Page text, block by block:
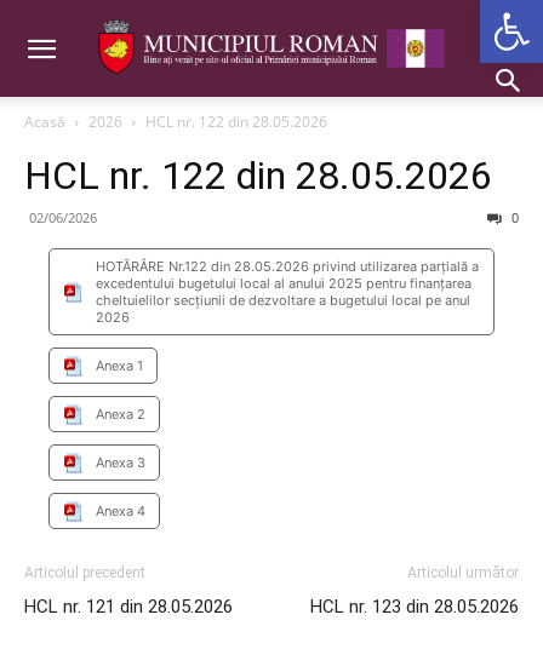
Acasă 2026 HCL nr. 122 din 28.05.2026
HCL nr. 122 din 28.05.2026
02/06/2026 0
HOTĂRÂRE Nr.122 din 28.05.2026 privind utilizarea parțială a
excedentului bugetului local al anului 2025 pentru finanțarea
cheltuielilor secțiunii de dezvoltare a bugetului local pe anul
2026
Anexa 1
Anexa 2
Anexa 3
Anexa 4
Articolul precedent
HCL nr. 121 din 28.05.2026
Articolul următor
HCL nr. 123 din 28.05.2026